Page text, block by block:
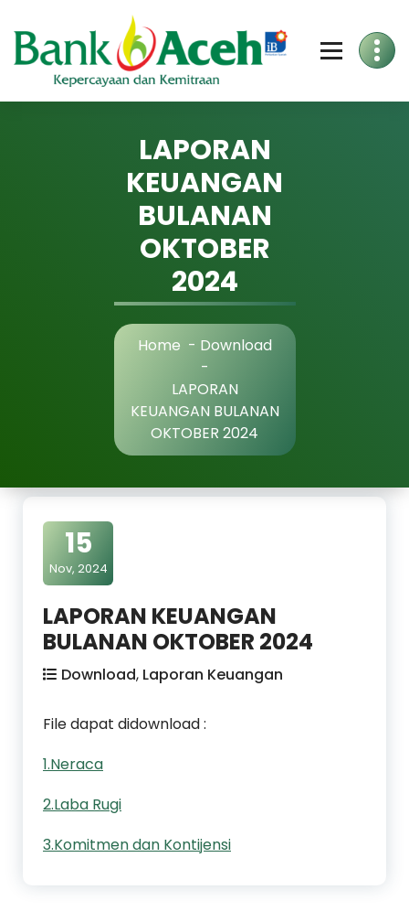
to
Content
LAPORAN
KEUANGAN
BULANAN
OKTOBER
2024
Home - Download
-
LAPORAN
KEUANGAN BULANAN
OKTOBER 2024
15
Nov, 2024
LAPORAN KEUANGAN
BULANAN OKTOBER 2024
Download, Laporan Keuangan
File dapat didownload :
1.Neraca
2.Laba Rugi
3.Komitmen dan Kontijensi